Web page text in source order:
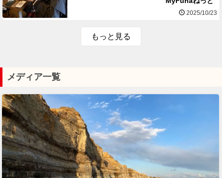
2025/10/23
もっと見る
メディア一覧